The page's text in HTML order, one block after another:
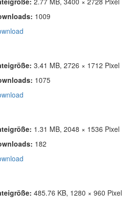
1009
3.41 MB, 2726 × 1712 Pixel
1075
1.31 MB, 2048 × 1536 Pixel
182
485.76 KB, 1280 × 960 Pixel